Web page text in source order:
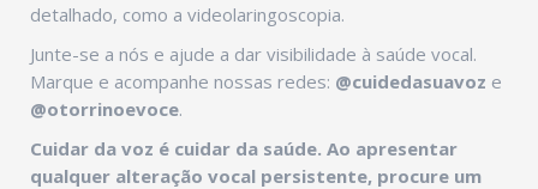
detalhado, como a videolaringoscopia.
Junte-se a nós e ajude a dar visibilidade à saúde vocal.
Marque e acompanhe nossas redes: @cuidedasuavoz e
@otorrinoevoce.
Cuidar da voz é cuidar da saúde. Ao apresentar
qualquer alteração vocal persistente, procure um